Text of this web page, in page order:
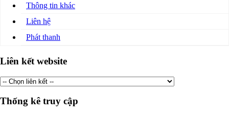
Thông tin khác
Liên hệ
Phát thanh
Liên kết website
Thống kê truy cập